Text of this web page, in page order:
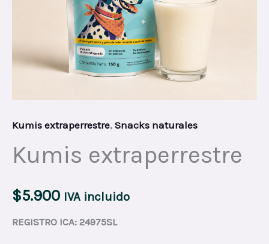
Kumis extraperrestre, Snacks naturales
Kumis extraperrestre
$5.900 IVA incluido
REGISTRO ICA: 24975SL